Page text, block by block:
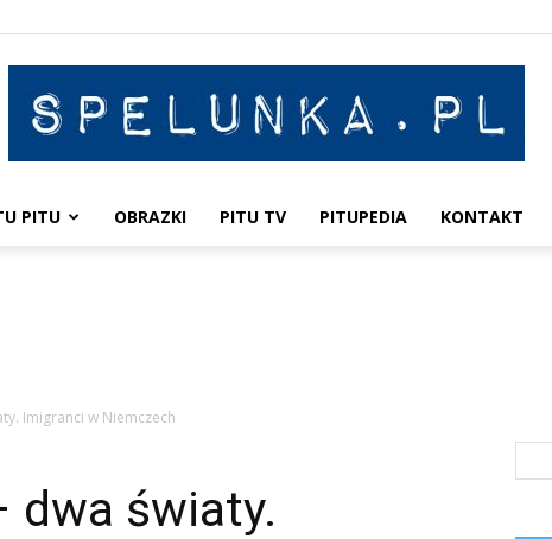
PITU OBRAZKI PITU TV PITUPEDIA KONTAKT
Imigranci w Niemczech
dwa światy.